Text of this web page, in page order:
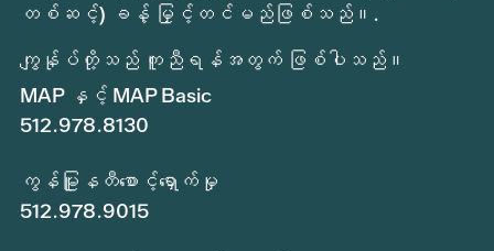
တစ်ဆင့်) ခန့် မြှင့်တင်မည်ဖြစ်သည်။.
ကျွန်ုပ်တို့သည် ကူညီရန်အတွက် ဖြစ်ပါသည်။
MAP နှင့် MAP Basic
512.978.8130
ကွန်မြူနတီစောင့်ရှောက်မှု
512.978.9015